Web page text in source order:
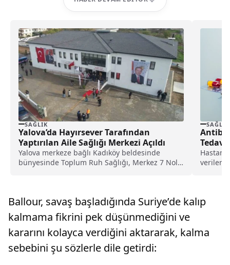
SAĞLIK
Yalova’da Hayırsever Tarafından
Yaptırılan Aile Sağlığı Merkezi Açıldı
Yalova merkeze bağlı Kadıköy beldesinde
bünyesinde Toplum Ruh Sağlığı, Merkez 7 Nolu
SAĞLIK
verilen
Ballour, savaş başladığında Suriye’de kalıp
kalmama fikrini pek düşünmediğini ve
kararını kolayca verdiğini aktararak, kalma
sebebini şu sözlerle dile getirdi: